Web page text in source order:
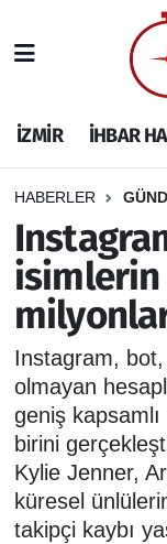
İZMİR İHBAR
HABERLER
isimlerin
Instagram,
olmayan
geniş
birini
Kylie Jenner,
küresel
takipçi kaybı
İHBAR
DEPREM
GENEL
EKONOMİ
SİYASET
SPOR
ASAYİŞ
RESMİ
İzmir
İzmir Hava
İzmir
İzmir Trafik
Puan
Tüm
Son Dakika
Haber Arşivi